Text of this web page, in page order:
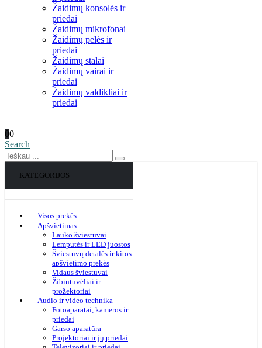
Žaidimų konsolės ir
priedai
Žaidimų mikrofonai
Žaidimų pelės ir
priedai
Žaidimų stalai
Žaidimų vairai ir
priedai
Žaidimų valdikliai ir
priedai
00
Search
KATEGORIJOS
Visos prekės
Apšvietimas
Lauko šviestuvai
Lemputės ir LED juostos
Šviestuvų detalės ir kitos
apšvietimo prekės
Vidaus šviestuvai
Žibintuvėliai ir
prožektoriai
Audio ir video technika
Fotoaparatai, kameros ir
priedai
Garso aparatūra
Projektoriai ir jų priedai